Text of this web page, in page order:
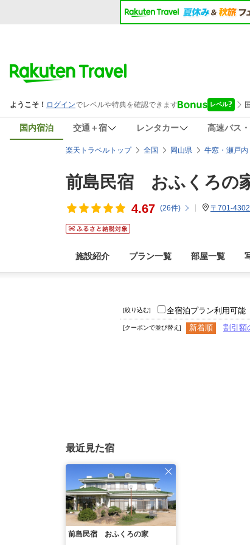
国内宿泊 交通＋宿 レンタカー 高速バス
楽天トラベルトップ 全国 岡山県 牛窓・瀬戸内
前島民宿 おふくろの
4.67 (26件) 〒701-
施設紹介 プラン一覧 部屋一覧
[絞り込む] 全宿泊プラン利用可能
[クーポンで並び替え] 新着順 割引額
最近見た宿
前島民宿 おふくろの家